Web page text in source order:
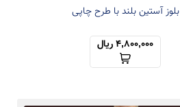
بلوز آستین بلند با طرح چاپی
4,800,000 ریال